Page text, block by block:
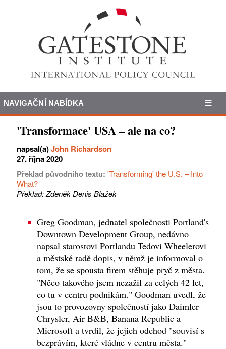
NAVIGAČNÍ NABÍDKA
'Transformace' USA – ale na co?
napsal(a)John Richardson
27. října 2020
Překlad původního textu: 'Transforming' the U.S. – Into
What?
Překlad: Zdeněk Denis Blažek
Greg Goodman, jednatel společnosti Portland's
Downtown Development Group, nedávno
napsal starostovi Portlandu Tedovi Wheelerovi
a městské radě dopis, v němž je informoval o
tom, že se spousta firem stěhuje pryč z města.
"Něco takového jsem nezažil za celých 42 let,
co tu v centru podnikám." Goodman uvedl, že
jsou to provozovny společností jako Daimler
Chrysler, Air B&B, Banana Republic a
Microsoft a tvrdil, že jejich odchod "souvisí s
bezprávím, které vládne v centru města."